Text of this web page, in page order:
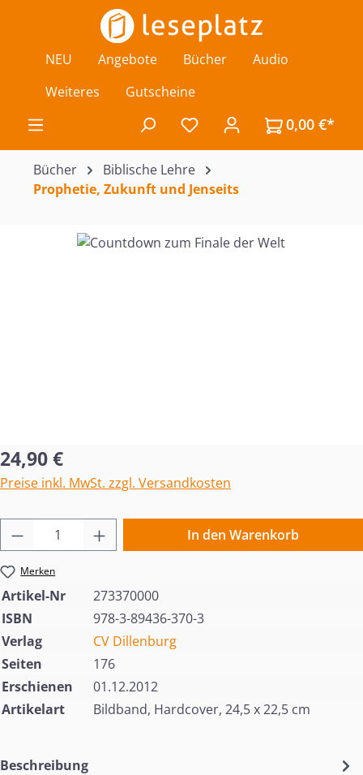
Zum Hauptinhalt springen
NEU Angebote Bücher
Audio
Weiteres
Gutscheine
Du hast 0 Produkte auf
0,00 €*
Bücher
Biblische Lehre
Prophetie, Zukunft und Jenseits
Bildergalerie überspringen
Regulärer Preis:
24,90 €
Preise inkl. MwSt. zzgl. Versandkosten
Produkt Anzahl: Gib den gewünschten
In den Warenkorb
Merken
Artikel-Nr
273370000
ISBN
978-3-89436-370-3
Verlag
CV Dillenburg
Seiten
176
Erschienen
01.12.2012
Artikelart
Bildband, Hardcover, 24,5 x 22,5 cm
Beschreibung